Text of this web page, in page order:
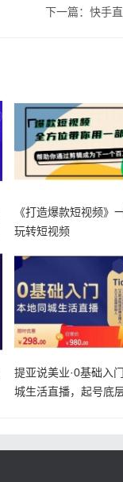
下一篇：快手
《打造爆款短视频》
玩转短视频
提亚说美业·0基础入
城生活直播，起号底